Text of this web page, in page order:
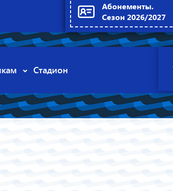
Абонементы.
Сезон 2026/2027
Стадион